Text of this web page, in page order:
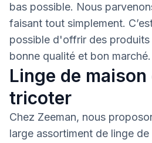
bas possible. Nous
faisant tout simplement.
possible d'offrir des
bonne qualité et bon marché.
Linge de
tricoter
Chez Zeeman, nous
large assortiment de linge